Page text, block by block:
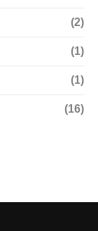
(2)
(1)
(1)
(16)